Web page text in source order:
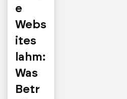
e
Webs
ites
lahm:
Was
Betr